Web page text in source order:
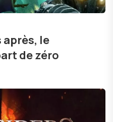
après, le
de zéro